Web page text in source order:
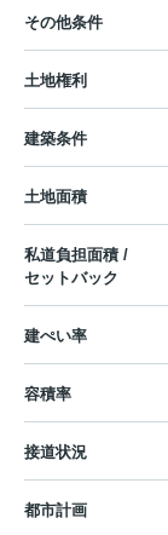
その他条件
土地権利
建築条件
土地面積
私道負担面積 /
セットバック
建ぺい率
容積率
接道状況
都市計画